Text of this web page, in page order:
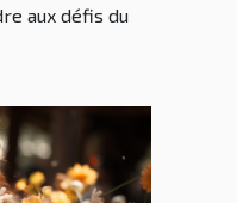
aux défis du